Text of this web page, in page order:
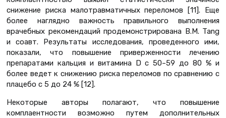
снижение риска малотравматичных переломов [11]. Еще
более наглядно важность правильного выполнения
врачебных рекомендаций продемонстрирована B.M. Tang
и соавт. Результаты исследования, проведенного ими,
показали, что повышение приверженности лечению
препаратами кальция и витамина D с 50–59 до 80 % и
более ведет к снижению риска переломов по сравнению с
плацебо с 5 до 24 % [12].
Некоторые авторы полагают, что повышение
комплаентности возможно путем дополнительных